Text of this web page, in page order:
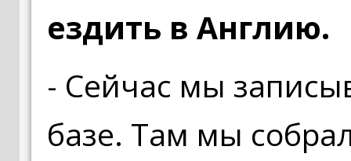
ездить в Англию.
- Сейчас мы
базе. Там мы